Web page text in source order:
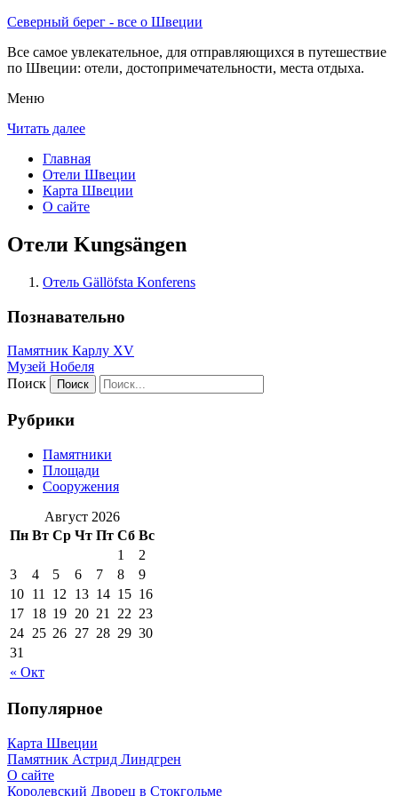
Северный берег - все о Швеции
Все самое увлекательное, для отправляющихся в путешествие
по Швеции: отели, достопримечательности, места отдыха.
Меню
Читать далее
Главная
Отели Швеции
Карта Швеции
О сайте
Отели Kungsängen
Отель Gällöfsta Konferens
Познавательно
Памятник Карлу XV
Музей Нобеля
Поиск
Рубрики
Памятники
Площади
Сооружения
Август 2026
Пн Вт Ср Чт Пт Сб Вс
« Окт
1
2
3
4 5 6 7 8
9
10 11 12 13 14 15 16
17 18 19 20 21 22 23
24 25 26 27 28 29 30
31
Популярное
Карта Швеции
Памятник Астрид Линдгрен
О сайте
Королевский Дворец в Стокгольме